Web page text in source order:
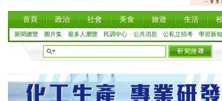
首頁 政治 社會 美食 旅遊 生活
新聞總覽 圖片集 最多人瀏覽 民調中心 公共消息 公私立招考 學習新知